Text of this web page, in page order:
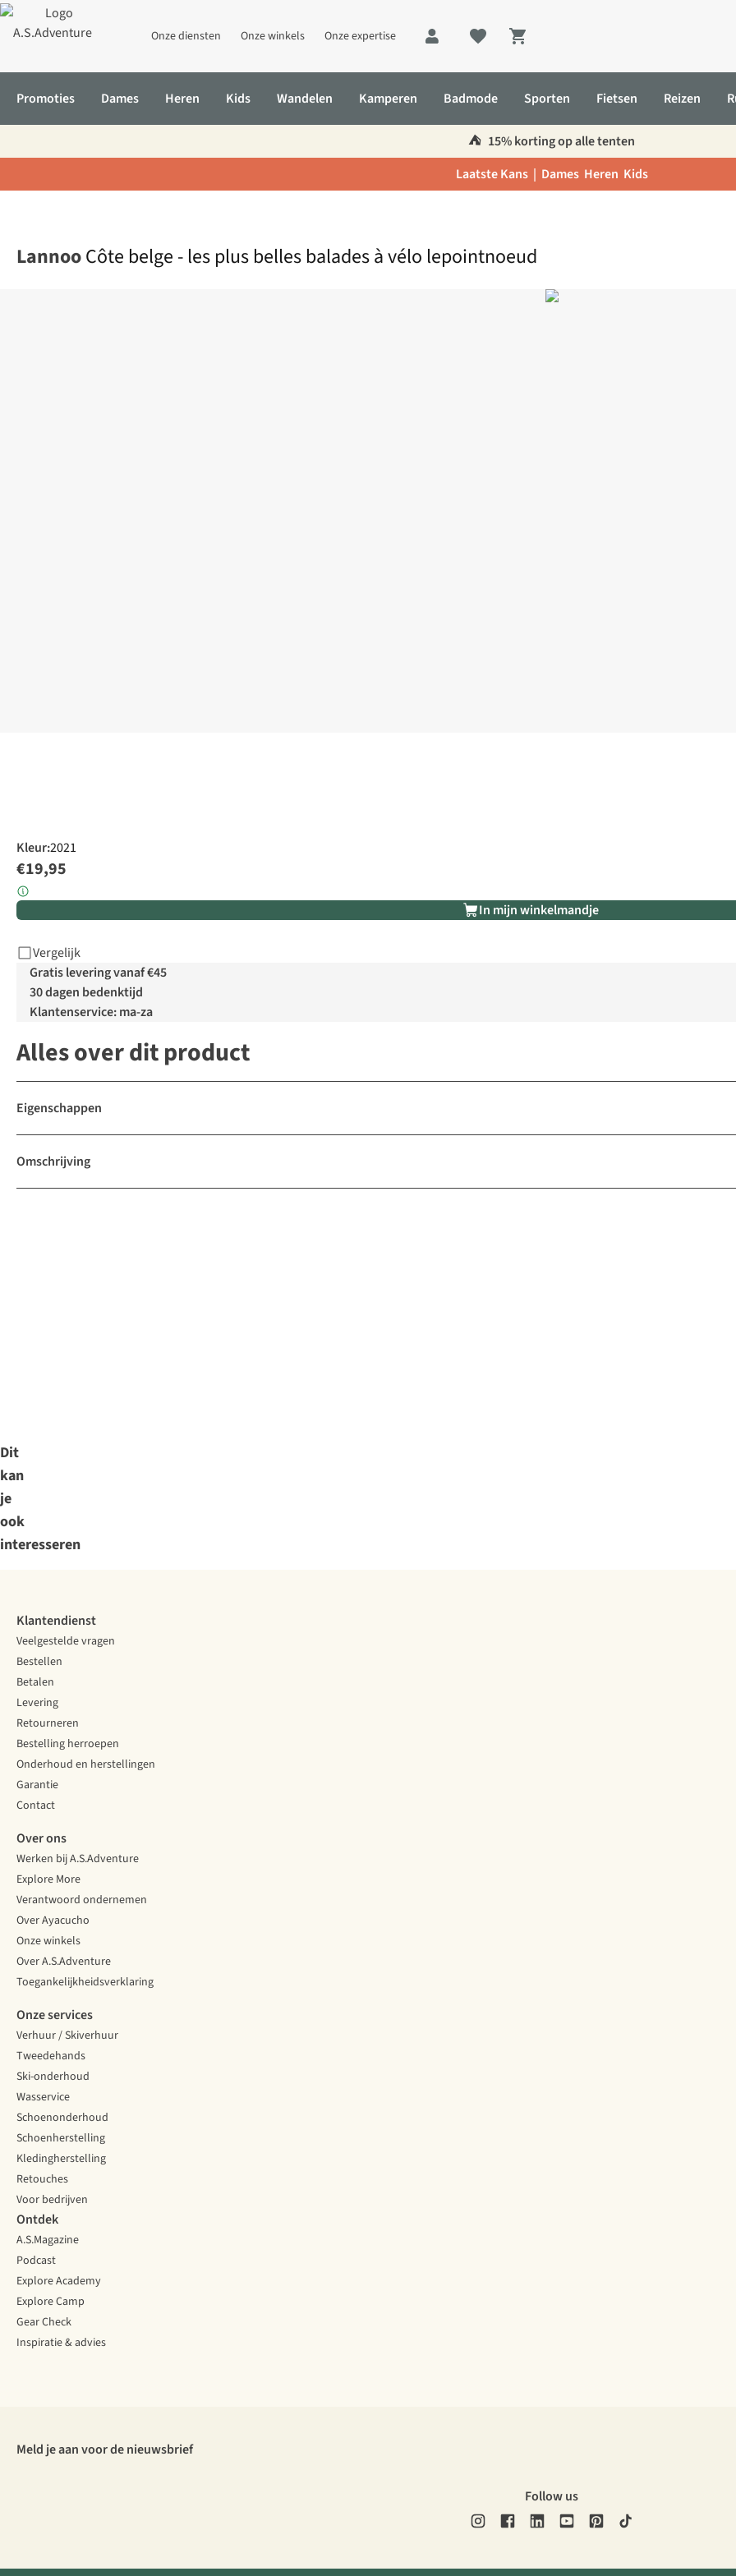
Onze diensten Onze winkels Onze expertise
Shopping cart
Promoties Dames Heren Kids Wandelen Kamperen Badmode Sporten Fietsen Reizen
⛺️ 15% korting op alle tenten
Laatste Kans | Dames Heren Kids
LannooCôte belge - les plus belles balades à vélo lepointnoeud
Kleur:2021
€19,95
In mijn winkelmandje
Vergelijk
Gratis levering vanaf €45
30 dagen bedenktijd
Klantenservice: ma-za
Alles over dit product
Eigenschappen
Omschrijving
Dit
kan
je
ook
interesseren
Klantendienst
Veelgestelde vragen
Bestellen
Betalen
Levering
Retourneren
Bestelling herroepen
Onderhoud en herstellingen
Garantie
Contact
Over ons
Werken bij A.S.Adventure
Explore More
Verantwoord ondernemen
Over Ayacucho
Onze winkels
Over A.S.Adventure
Toegankelijkheidsverklaring
Onze services
Verhuur / Skiverhuur
Tweedehands
Ski-onderhoud
Wasservice
Schoenonderhoud
Schoenherstelling
Kledingherstelling
Retouches
Voor bedrijven
Ontdek
A.S.Magazine
Podcast
Explore Academy
Explore Camp
Gear Check
Inspiratie & advies
Meld je aan voor de nieuwsbrief
Follow us